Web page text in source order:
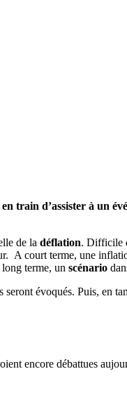
train d’assister à un
de la déflation. Difficile
A court terme, une
terme, un scénario
seront évoqués. Puis, en
encore débattues